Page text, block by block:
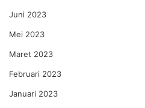
Juni 2023
Mei 2023
Maret 2023
Februari 2023
Januari 2023